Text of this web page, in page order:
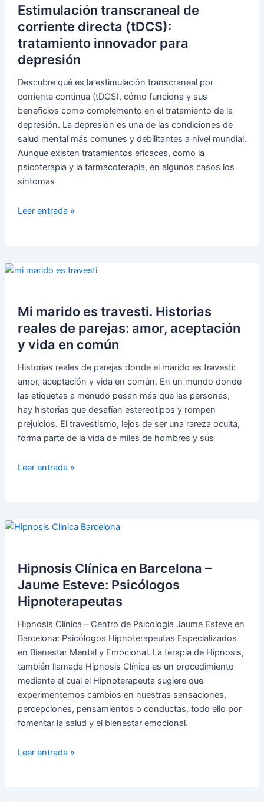
Cómo
Combatir
Tristeza
en
tu
Casa
Estimulación transcraneal de
corriente directa (tDCS):
tratamiento innovador para
depresión
Descubre qué es la estimulación transcraneal por
corriente continua (tDCS), cómo funciona y sus
beneficios como complemento en el tratamiento de la
depresión. La depresión es una de las condiciones de
salud mental más comunes y debilitantes a nivel mundial.
Aunque existen tratamientos eficaces, como la
psicoterapia y la farmacoterapia, en algunos casos los
síntomas
Estimulación
directa
innovador
depresión
Leer entrada »
Mi marido es travesti. Historias
reales de parejas: amor, aceptación
y vida en común
Historias reales de parejas donde el marido es travesti:
amor, aceptación y vida en común. En un mundo donde
las etiquetas a menudo pesan más que las personas,
hay historias que desafían estereotipos y rompen
prejuicios. El travestismo, lejos de ser una rareza oculta,
forma parte de la vida de miles de hombres y sus
Mi
Historias
parejas:
amor,
aceptación
y
vida
en
común
Leer entrada »
Hipnosis Clínica en Barcelona –
Jaume Esteve: Psicólogos
Hipnoterapeutas
Hipnosis Clínica – Centro de Psicología Jaume Esteve en
Barcelona: Psicólogos Hipnoterapeutas Especializados
en Bienestar Mental y Emocional. La terapia de Hipnosis,
también llamada Hipnosis Clínica es un procedimiento
mediante el cual el Hipnoterapeuta sugiere que
experimentemos cambios en nuestras sensaciones,
percepciones, pensamientos o conductas, todo ello por
fomentar la salud y el bienestar emocional.
Hipnosis
Leer entrada »